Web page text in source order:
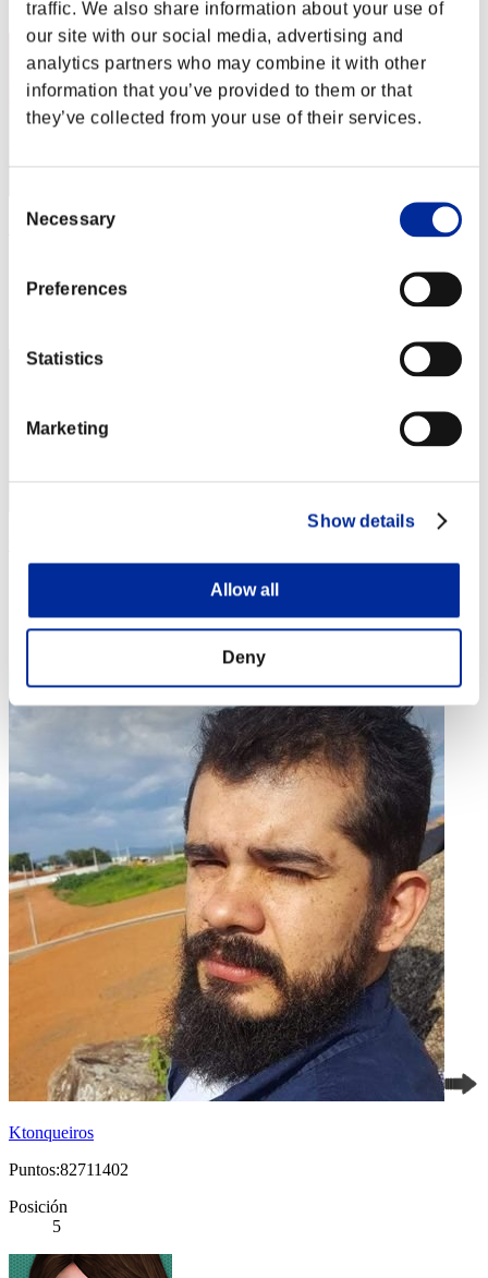
traffic. We also share information about your use of
our site with our social media, advertising and
analytics partners who may combine it with other
information that you’ve provided to them or that
they’ve collected from your use of their services.
Selection
Necessary
Preferences
Statistics
Marketing
Show details
Allow all
Deny
2
"Weekend Survivor KINGS"
Posición
Posición
4
Ktonqueiros
Puntos:82711402
Posición
5